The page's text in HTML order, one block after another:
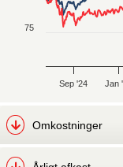
Sep '24 Jan
75
Omkostninger